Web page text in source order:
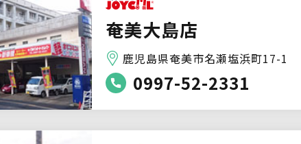
奄美大島店
鹿児島県奄美市名瀬塩浜町17-1
0997-52-2331